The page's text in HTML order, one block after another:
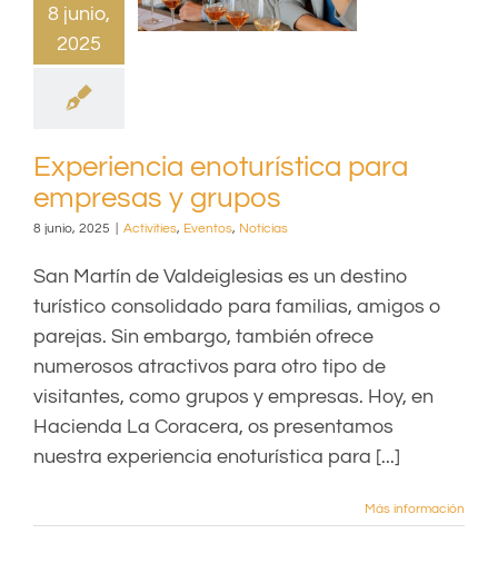
8 junio,
2025
Experiencia enoturística para
empresas y grupos
8 junio, 2025 Activities, Eventos, Noticias
San Martín de Valdeiglesias es un destino
turístico consolidado para familias, amigos o
parejas. Sin embargo, también ofrece
numerosos atractivos para otro tipo de
visitantes, como grupos y empresas. Hoy, en
Hacienda La Coracera, os presentamos
nuestra experiencia enoturística para [...]
Más información